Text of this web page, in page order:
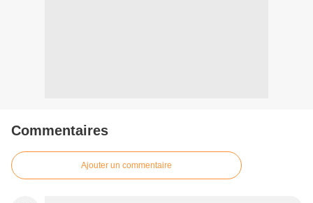
Commentaires
Ajouter un commentaire